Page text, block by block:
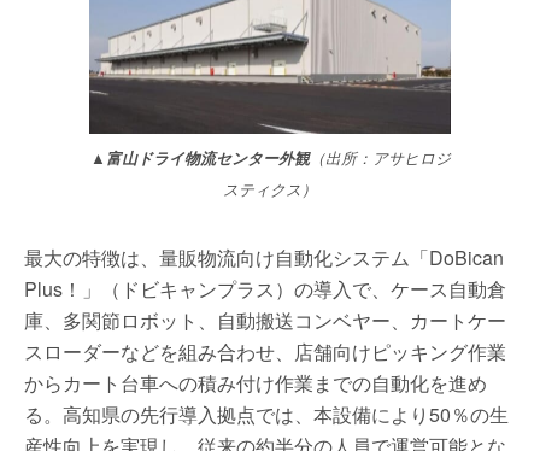
▲富山ドライ物流センター外観（出所：アサヒロジ
スティクス）
最大の特徴は、量販物流向け自動化システム「DoBican
Plus！」（ドビキャンプラス）の導入で、ケース自動倉
庫、多関節ロボット、自動搬送コンベヤー、カートケー
スローダーなどを組み合わせ、店舗向けピッキング作業
からカート台車への積み付け作業までの自動化を進め
る。高知県の先行導入拠点では、本設備により50％の生